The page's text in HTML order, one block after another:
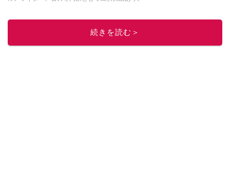
続きを読む＞